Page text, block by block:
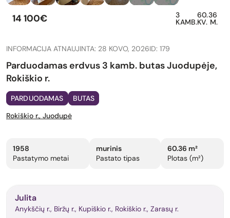
14 100€ 3
KAMB.
60.36
KV. M.
INFORMACIJA ATNAUJINTA: 28 KOVO, 2026ID: 179
Parduodamas erdvus 3 kamb. butas Juodupėje,
Rokiškio r.
PARDUODAMAS
BUTAS
Rokiškio r., Juodupė
1958
Pastatymo metai
murinis
Pastato tipas
60.36 m²
Plotas (m²)
Julita
Anykščių r., Biržų r., Kupiškio r., Rokiškio r., Zarasų r.